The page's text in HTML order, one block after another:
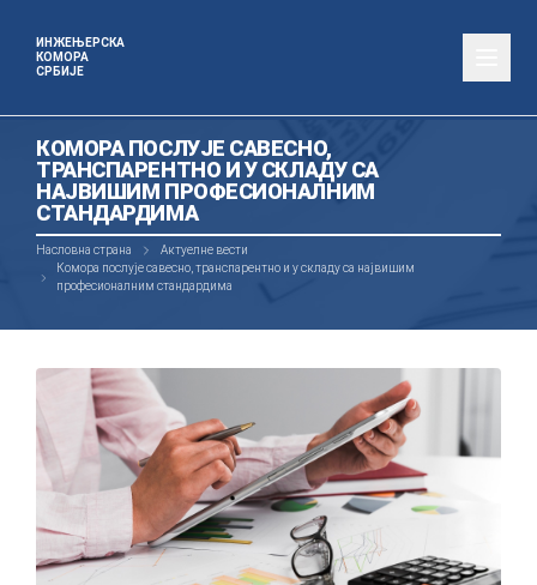
ИНЖЕЊЕРСКА
КОМОРА
СРБИЈЕ
КОМОРА ПОСЛУЈЕ САВЕСНО,
ТРАНСПАРЕНТНО И У СКЛАДУ СА
НАЈВИШИМ ПРОФЕСИОНАЛНИМ
СТАНДАРДИМА
Насловна страна
Актуелне вести
Комора послује савесно, транспарентно и у складу са највишим
професионалним стандардима